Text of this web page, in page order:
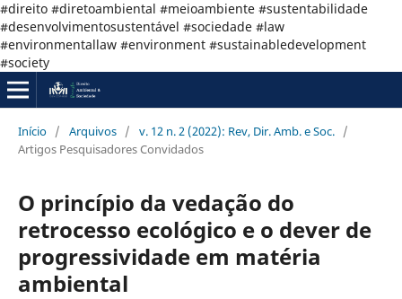
#direito #diretoambiental #meioambiente #sustentabilidade
#desenvolvimentosustentável #sociedade #law
#environmentallaw #environment #sustainabledevelopment
#society
Início / Arquivos / v. 12 n. 2 (2022): Rev, Dir. Amb. e Soc. /
Artigos Pesquisadores Convidados
O princípio da vedação do
retrocesso ecológico e o dever de
progressividade em matéria
ambiental